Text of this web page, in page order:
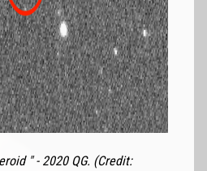
" - 2020 QG. (Credit: